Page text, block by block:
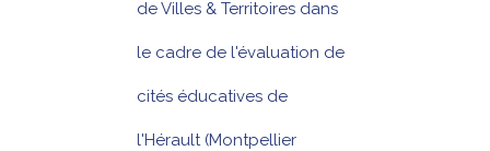
de Villes & Territoires dans
le cadre de l'évaluation de
cités éducatives de
l'Hérault (Montpellier